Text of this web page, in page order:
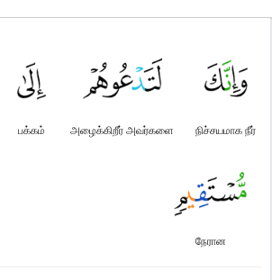
நிச்சயமாக நீர்
அழைக்கிறீர் அவர்களை
பக்கம்
நேரான